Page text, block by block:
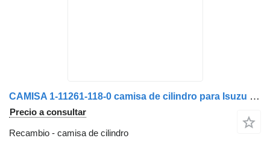
CAMISA 1-11261-118-0 camisa de cilindro para Isuzu camión
Precio a consultar
Recambio - camisa de cilindro